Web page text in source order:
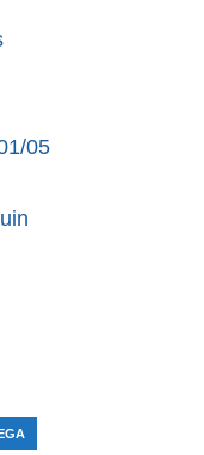
05